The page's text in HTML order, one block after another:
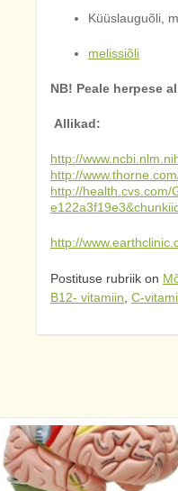
Küüslauguõli,
melissiõli
NB! Peale herpese
Allikad:
http://
http://
http://health.cvs.com/
http://
Postituse rubriik on
B12- vitamiin C-